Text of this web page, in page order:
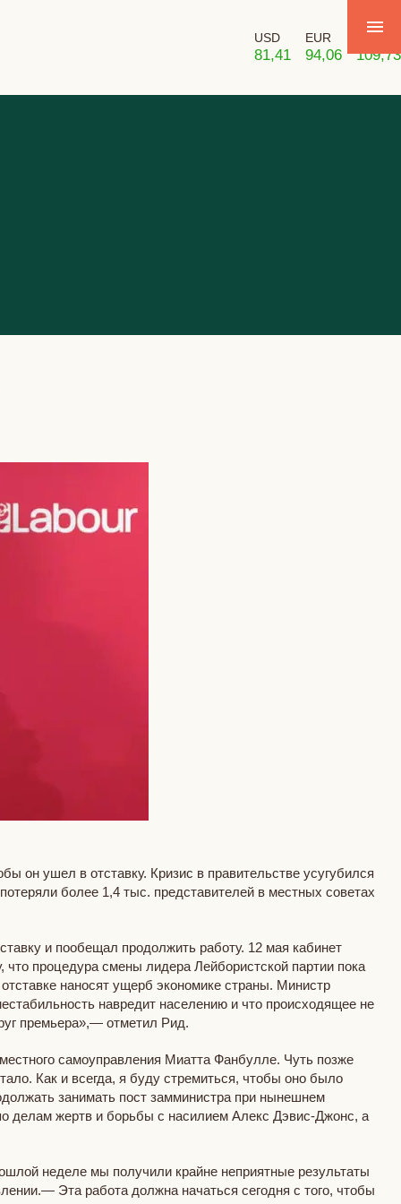
USD
81,41
EUR
94,06 109,73
он ушел в отставку. Кризис в правительстве усугубился
более 1,4 тыс. представителей в местных советах
и пообещал продолжить работу. 12 мая кабинет
что процедура смены лидера Лейбористской партии пока
наносят ущерб экономике страны. Министр
навредит населению и что происходящее не
премьера»,— отметил Рид.
самоуправления Миатта Фанбулле. Чуть позже
Как и всегда, я буду стремиться, чтобы оно было
занимать пост замминистра при нынешнем
делам жертв и борьбы с насилием Алекс Дэвис-Джонс, а
неделе мы получили крайне неприятные результаты
Эта работа должна начаться сегодня с того, чтобы